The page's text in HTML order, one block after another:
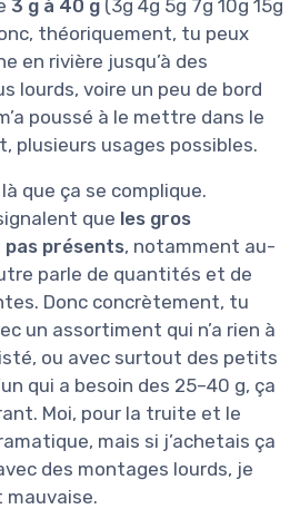
3 g à 40 g (3g 4g 5g 7g 10g 15g
théoriquement, tu peux
en rivière jusqu’à des
lourds, voire un peu de bord
poussé à le mettre dans le
plusieurs usages possibles.
que ça se complique.
que les gros
pas présents, notamment au-
parle de quantités et de
Donc concrètement, tu
un assortiment qui n’a rien à
ou avec surtout des petits
qui a besoin des 25–40 g, ça
Moi, pour la truite et le
mais si j’achetais ça
des montages lourds, je
mauvaise.